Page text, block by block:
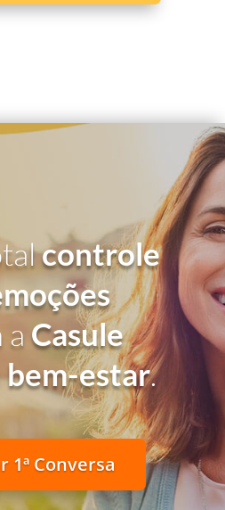
controle
Casule
bem-estar.
1ª Conversa